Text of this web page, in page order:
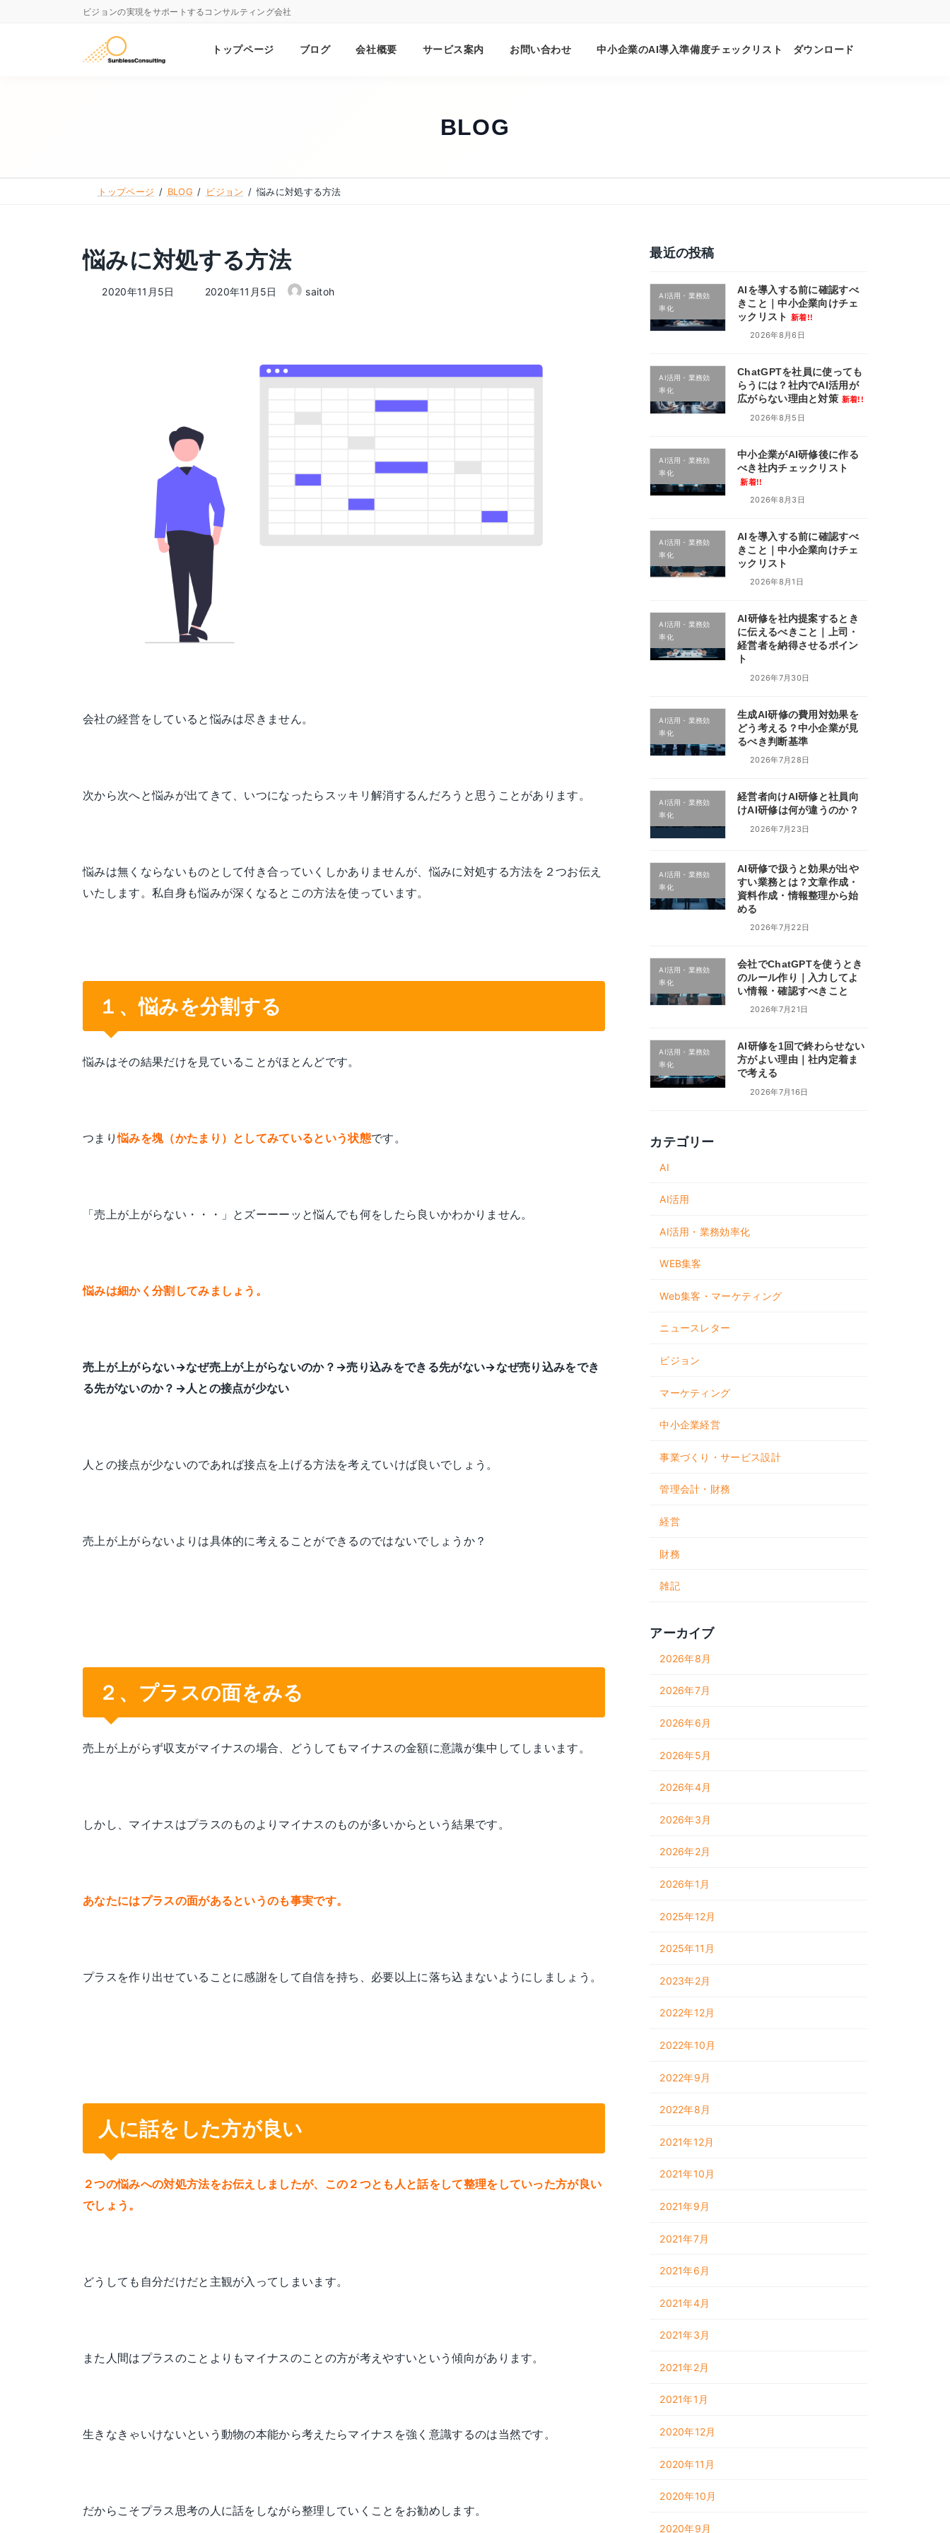
ビジョンの実現をサポートするコンサルティング会社
トップページ ブログ 会社概要 サービス案内 お問い合わせ 中小企業のAI導入準備度チェックリスト ダウンロード
BLOG
トップページ BLOG ビジョン 悩みに対処する方法
悩みに対処する方法
2020年11月5日
最
2020年11月5日 saitoh
会社の経営をしていると悩みは尽きません。
次から次へと悩みが出てきて、いつになったらスッキリ解消するんだろうと思うことがあります。
悩みは無くならないものとして付き合っていくしかありませんが、悩みに対処する方法を２つお伝え
いたします。私自身も悩みが深くなるとこの方法を使っています。
１、悩みを分割する
悩みはその結果だけを見ていることがほとんどです。
つまり悩みを塊（かたまり）としてみているという状態です。
「売上が上がらない・・・」とズーーーッと悩んでも何をしたら良いかわかりません。
悩みは細かく分割してみましょう。
売上が上がらない→なぜ売上が上がらないのか？→売り込みをできる先がない→なぜ売り込みをでき
る先がないのか？→人との接点が少ない
人との接点が少ないのであれば接点を上げる方法を考えていけば良いでしょう。
売上が上がらないよりは具体的に考えることができるのではないでしょうか？
２、プラスの面をみる
売上が上がらず収支がマイナスの場合、どうしてもマイナスの金額に意識が集中してしまいます。
しかし、マイナスはプラスのものよりマイナスのものが多いからという結果です。
あなたにはプラスの面があるというのも事実です。
プラスを作り出せていることに感謝をして自信を持ち、必要以上に落ち込まないようにしましょう。
人に話をした方が良い
２つの悩みへの対処方法をお伝えしましたが、この２つとも人と話をして整理をしていった方が良い
でしょう。
どうしても自分だけだと主観が入ってしまいます。
また人間はプラスのことよりもマイナスのことの方が考えやすいという傾向があります。
生きなきゃいけないという動物の本能から考えたらマイナスを強く意識するのは当然です。
だからこそプラス思考の人に話をしながら整理していくことをお勧めします。
最近の投稿
AI活用・業務効
率化
AIを導入する前に確認すべ
きこと｜中小企業向けチェ
ックリスト 新着!!
2026年8月6日
AI活用・業務効
率化
ChatGPTを社員に使っても
らうには？社内でAI活用が
広がらない理由と対策 新着!!
2026年8月5日
AI活用・業務効
率化
中小企業がAI研修後に作る
べき社内チェックリスト
新着!!
2026年8月3日
AI活用・業務効
率化
AIを導入する前に確認すべ
きこと｜中小企業向けチェ
ックリスト
2026年8月1日
AI活用・業務効
率化
AI研修を社内提案するとき
に伝えるべきこと｜上司・
経営者を納得させるポイン
ト
2026年7月30日
AI活用・業務効
率化
生成AI研修の費用対効果を
どう考える？中小企業が見
るべき判断基準
2026年7月28日
AI活用・業務効
率化
経営者向けAI研修と社員向
けAI研修は何が違うのか？
2026年7月23日
AI活用・業務効
率化
AI研修で扱うと効果が出や
すい業務とは？文章作成・
資料作成・情報整理から始
める
2026年7月22日
AI活用・業務効
率化
会社でChatGPTを使うとき
のルール作り｜入力してよ
い情報・確認すべきこと
2026年7月21日
AI活用・業務効
率化
AI研修を1回で終わらせない
方がよい理由｜社内定着ま
で考える
2026年7月16日
カテゴリー
AI
AI活用
AI活用・業務効率化
WEB集客
Web集客・マーケティング
ニュースレター
ビジョン
マーケティング
中小企業経営
事業づくり・サービス設計
管理会計・財務
経営
財務
雑記
アーカイブ
2026年8月
2026年7月
2026年6月
2026年5月
2026年4月
2026年3月
2026年2月
2026年1月
2025年12月
2025年11月
2023年2月
2022年12月
2022年10月
2022年9月
2022年8月
2021年12月
2021年10月
2021年9月
2021年7月
2021年6月
2021年4月
2021年3月
2021年2月
2021年1月
2020年12月
2020年11月
2020年10月
2020年9月